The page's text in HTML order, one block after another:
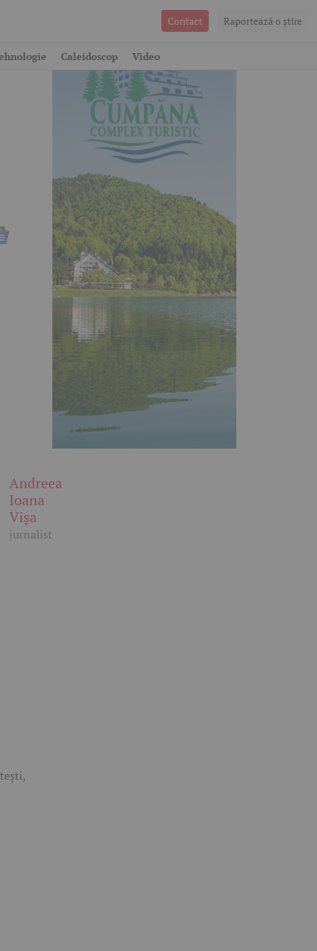
Contact Raportează o ştire
Caleidoscop Video
Andreea
Ioana
Vișa
jurnalist